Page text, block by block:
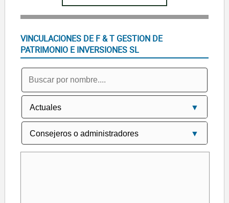
VINCULACIONES DE F & T GESTION DE
PATRIMONIO E INVERSIONES SL